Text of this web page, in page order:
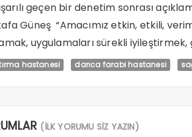
geçen bir denetim sonrası
Güneş “Amacımız etkin, etkili,
uygulamaları sürekli iyileştirmek,
hastanesi darıca farabi hastanesi
(İLK YORUMU SİZ YAZIN)